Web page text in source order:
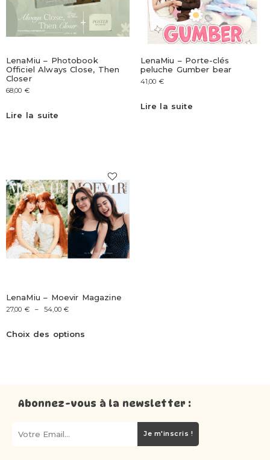
LenaMiu – Photobook
Officiel Always Close, Then
Closer
68,00 €
Lire la suite
LenaMiu – Porte-clés
peluche Gumber bear
41,00 €
Lire la suite
LenaMiu – Moevir Magazine
27,00 € – 54,00€
Choix des options
Abonnez-vous à la newsletter :
Je m'inscris !